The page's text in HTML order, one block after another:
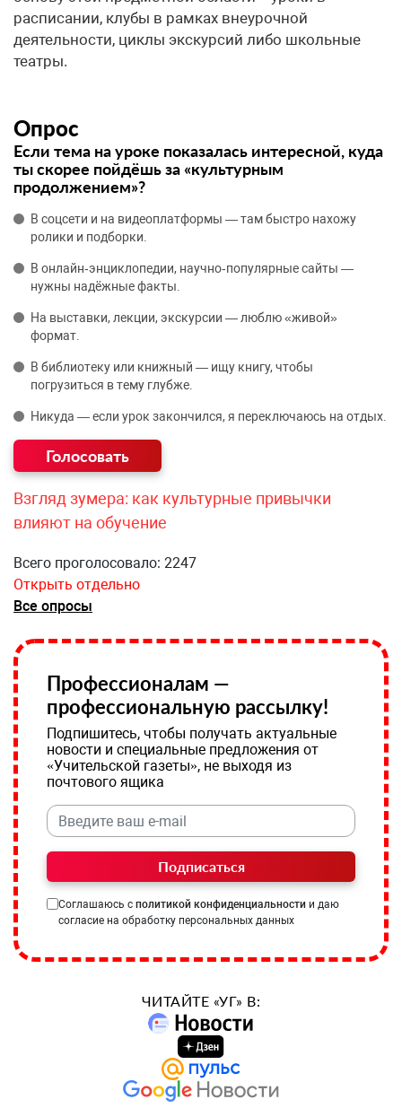
расписании, клубы в рамках внеурочной
деятельности, циклы экскурсий либо школьные
театры.
Опрос
Если тема на уроке показалась интересной, куда
ты скорее пойдёшь за «культурным
продолжением»?
В соцсети и на видеоплатформы — там быстро нахожу
ролики и подборки.
В онлайн‑энциклопедии, научно‑популярные сайты —
нужны надёжные факты.
На выставки, лекции, экскурсии — люблю «живой»
формат.
В библиотеку или книжный — ищу книгу, чтобы
погрузиться в тему глубже.
Никуда — если урок закончился, я переключаюсь на отдых.
Взгляд зумера: как культурные привычки
влияют на обучение
Всего проголосовало: 2247
Открыть отдельно
Все опросы
Профессионалам —
профессиональную рассылку!
Подпишитесь, чтобы получать актуальные
новости и специальные предложения от
«Учительской газеты», не выходя из
почтового ящика
Подписаться
Соглашаюсь с политикой конфиденциальности и даю
согласие на обработку персональных данных
ЧИТАЙТЕ «УГ» В: